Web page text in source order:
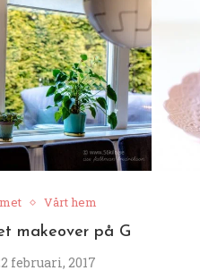
Vårt hem
makeover på G
februari, 2017